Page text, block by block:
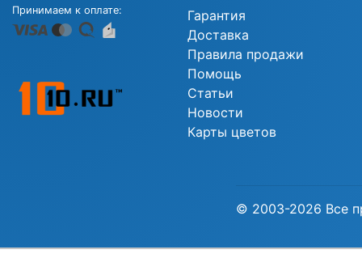
Принимаем к оплате:
Гарантия
Доставка
Правила продажи
Помощь
Статьи
Новости
Карты цветов
© 2003-2026 Все